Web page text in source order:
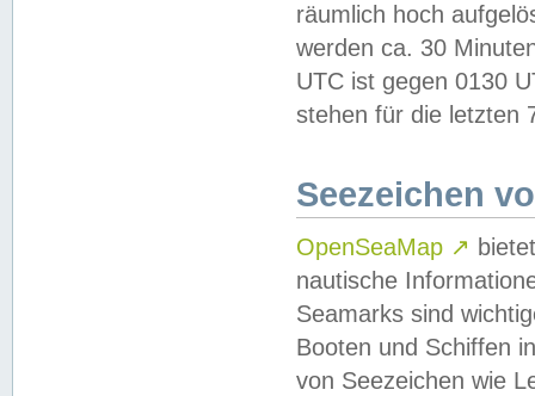
räumlich hoch
werden ca. 30
UTC ist gegen 0130
stehen für die letzten
Seezeichen
OpenSeaMap ↗
nautische
Seamarks sind
Booten und Schiffen
von Seezeichen wie